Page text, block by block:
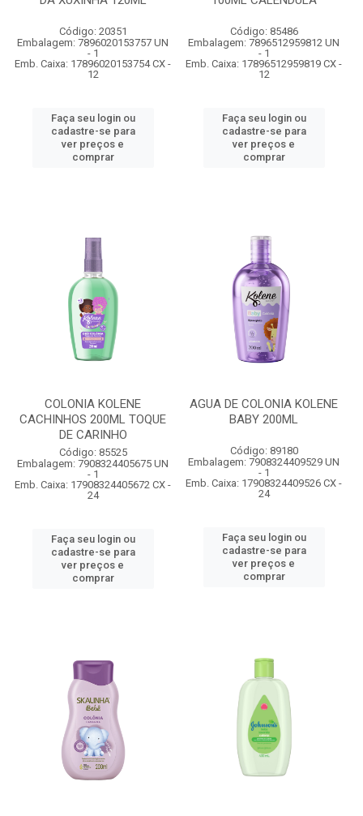
Código: 20351
Embalagem: 7896020153757 UN
- 1
Emb. Caixa: 17896020153754 CX -
12
Faça seu login ou
cadastre-se para
ver preços e
comprar
Código: 85486
Embalagem: 7896512959812 UN
- 1
Emb. Caixa: 17896512959819 CX -
12
Faça seu login ou
cadastre-se para
ver preços e
comprar
COLONIA KOLENE
CACHINHOS 200ML TOQUE
DE CARINHO
Código: 85525
Embalagem: 7908324405675 UN
- 1
Emb. Caixa: 17908324405672 CX -
24
Faça seu login ou
cadastre-se para
ver preços e
comprar
AGUA DE COLONIA KOLENE
BABY 200ML
Código: 89180
Embalagem: 7908324409529 UN
- 1
Emb. Caixa: 17908324409526 CX -
24
Faça seu login ou
cadastre-se para
ver preços e
comprar